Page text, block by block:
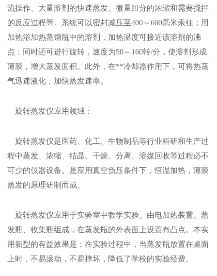
流操作、大量溶剂的快速蒸发、微量组分的浓缩和需要搅拌
的反应过程等。系统可以密封减压至400～600毫米汞柱；用
加热浴加热蒸馏瓶中的溶剂，加热温度可接近该溶剂的沸
点；同时还可进行旋转，速度为50～160转/分，使溶剂形成
薄膜，增大蒸发面积。此外，在**冷却器作用下，可将热蒸
气迅速液化，加快蒸发速率。
旋转蒸发仪应用领域：
旋转蒸发仪是医药、化工、生物制品等行业科研和生产过
程中蒸发、浓缩、结晶、干燥、分离、溶媒回收等过程必不
可少的仪器设备。是应用真空负压条件下，恒温加热，薄膜
蒸发的原理研制而成。
旋转蒸发仪应用于实验室中教学实验。由电加热装置、蒸
发瓶、收集瓶组成，在蒸发瓶的外表面上设置有凸点。本实
用新型的有益效果是：在实验过程中，当蒸发瓶放置在桌面
上时，不易滚动，不易摔坏，降低了学校的实验经费。